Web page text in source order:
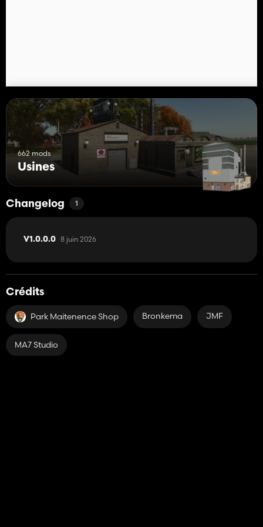
662 mods
Usines
Changelog 1
V1.0.0.0 8 juin 2026
Crédits
Park Maitenence Shop Bronkema JMF
MA7 Studio